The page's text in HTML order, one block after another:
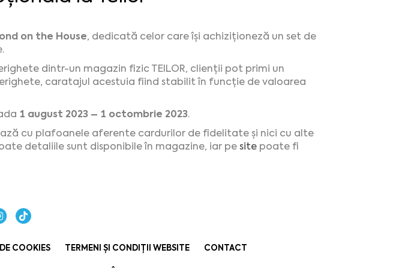
on the House, dedicată celor care își achiziționeză un set de
dintr-un magazin fizic TEILOR, clienții pot primi un
caratajul acestuia fiind stabilit în funcție de valoarea
1 august 2023 – 1 octombrie 2023.
cu plafoanele aferente cardurilor de fidelitate și nici cu alte
detaliile sunt disponibile în magazine, iar pesitepoate fi
COOKIES TERMENI ȘI CONDIȚII WEBSITE CONTACT